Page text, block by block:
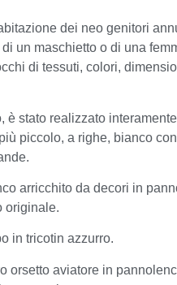
dei neo genitori
un maschietto o di una
di tessuti, colori,
è stato realizzato
piccolo, a righe, bianco
arricchito da decori in
originale.
in tricotin azzurro.
orsetto aviatore in